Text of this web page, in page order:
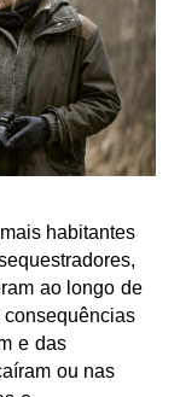
habitantes
ao longo de
e das
ou nas